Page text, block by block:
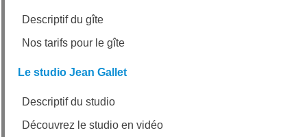
Descriptif du gîte
Nos tarifs pour le gîte
Le studio Jean Gallet
Descriptif du studio
Découvrez le studio en vidéo